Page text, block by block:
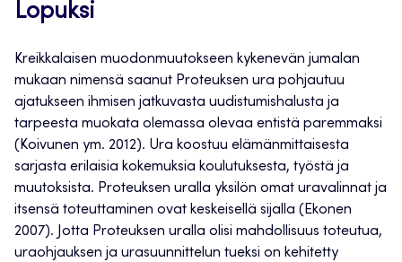
Lopuksi
Kreikkalaisen muodonmuutokseen kykenevän jumalan
mukaan nimensä saanut Proteuksen ura pohjautuu
ajatukseen ihmisen jatkuvasta uudistumishalusta ja
tarpeesta muokata olemassa olevaa entistä paremmaksi
(Koivunen ym. 2012). Ura koostuu elämänmittaisesta
sarjasta erilaisia kokemuksia koulutuksesta, työstä ja
muutoksista. Proteuksen uralla yksilön omat uravalinnat ja
itsensä toteuttaminen ovat keskeisellä sijalla (Ekonen
2007). Jotta Proteuksen uralla olisi mahdollisuus toteutua,
uraohjauksen ja urasuunnittelun tueksi on kehitetty